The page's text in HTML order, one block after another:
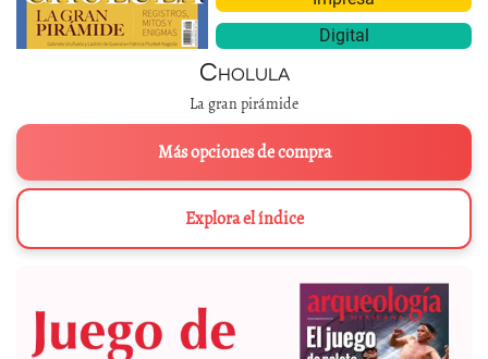
Digital
Cholula
La gran pirámide
Más opciones de compra
Explora el índice